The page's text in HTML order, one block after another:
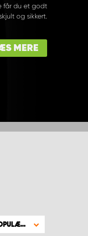
får du et godt
og sikkert.
MERE
MEST POPULÆRE